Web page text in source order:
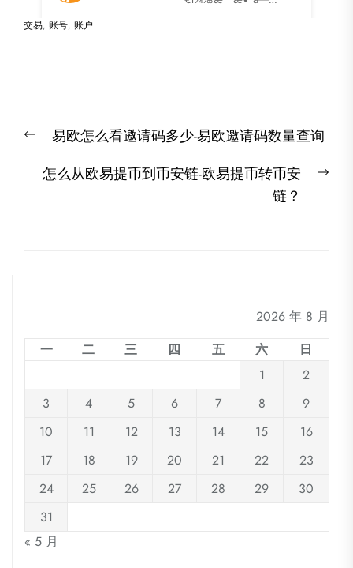
交易, 账号, 账户
章
导
Previous易欧怎么看邀请码多少-易欧邀请码数量查询
怎么从欧易提币到币安链-欧易提币转币安
链？
2026 年 8 月
一
二 三 四 五 六
日
1
2
3
4 5 6 7 8
9
10
11 12 13 14 15
16
17
18 19 20 21 22
23
24
25 26 27 28 29
30
31
« 5 月